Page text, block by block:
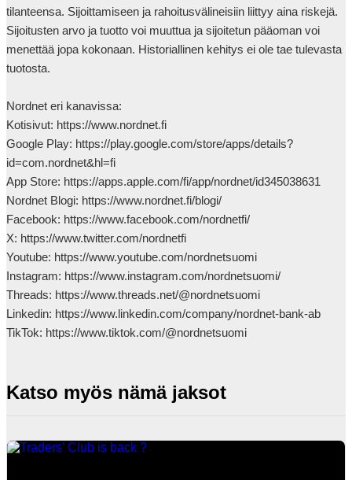
tilanteensa. Sijoittamiseen ja rahoitusvälineisiin liittyy aina riskejä.
Sijoitusten arvo ja tuotto voi muuttua ja sijoitetun pääoman voi
menettää jopa kokonaan. Historiallinen kehitys ei ole tae tulevasta
tuotosta.
Nordnet eri kanavissa:
Kotisivut: https://www.nordnet.fi
Google Play: https://play.google.com/store/apps/details?
id=com.nordnet&hl=fi
App Store: https://apps.apple.com/fi/app/nordnet/id345038631
Nordnet Blogi: https://www.nordnet.fi/blogi/
Facebook: https://www.facebook.com/nordnetfi/
X: https://www.twitter.com/nordnetfi
Youtube: https://www.youtube.com/nordnetsuomi
Instagram: https://www.instagram.com/nordnetsuomi/
Threads: https://www.threads.net/@nordnetsuomi
Linkedin: https://www.linkedin.com/company/nordnet-bank-ab
TikTok: https://www.tiktok.com/@nordnetsuomi
Katso myös nämä jaksot